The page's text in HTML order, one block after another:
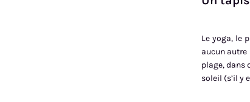
Le yoga, le
aucun autre
plage, dans
soleil (s’il y